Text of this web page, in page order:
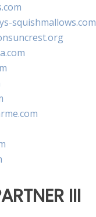
squishmallows.com
III